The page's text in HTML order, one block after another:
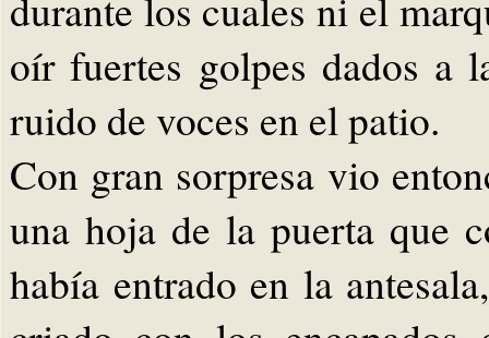
durante los cuales ni el
oír fuertes golpes dados a
ruido de voces en el patio.
Con gran sorpresa vio
una hoja de la puerta que
había entrado en la